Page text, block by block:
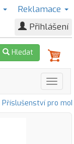
Reklamace
Přihlášení
Hledat
Příslušenství pro